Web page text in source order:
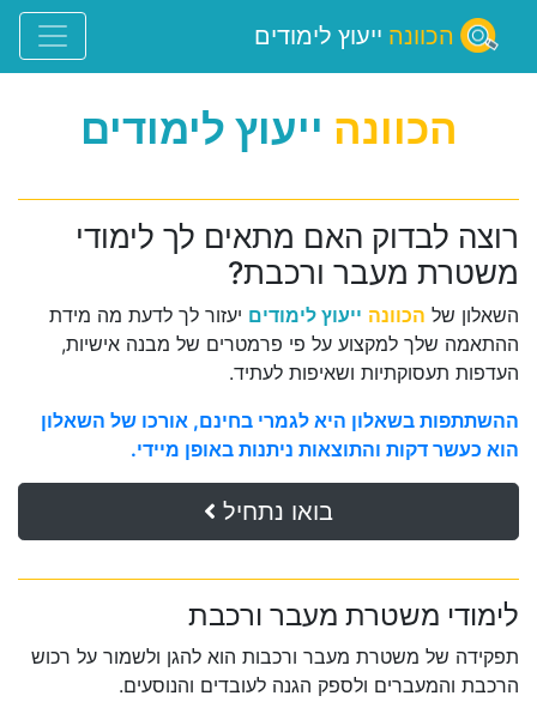
הכוונה ייעוץ לימודים
הכוונה ייעוץ לימודים
רוצה לבדוק האם מתאים לך לימודי
משטרת מעבר ורכבת?
השאלון של הכוונה ייעוץ לימודים יעזור לך לדעת מה מידת
ההתאמה שלך למקצוע על פי פרמטרים של מבנה אישיות,
העדפות תעסוקתיות ושאיפות לעתיד.
ההשתתפות בשאלון היא לגמרי בחינם, אורכו של השאלון
הוא כעשר דקות והתוצאות ניתנות באופן מיידי.
בואו נתחיל
לימודי משטרת מעבר ורכבת
תפקידה של משטרת מעבר ורכבות הוא להגן ולשמור על רכוש
הרכבת והמעברים ולספק הגנה לעובדים והנוסעים.